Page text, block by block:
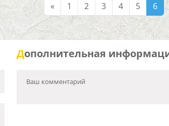
« 1 2 3 4 5 6
Дополнительная
Ваш комментарий